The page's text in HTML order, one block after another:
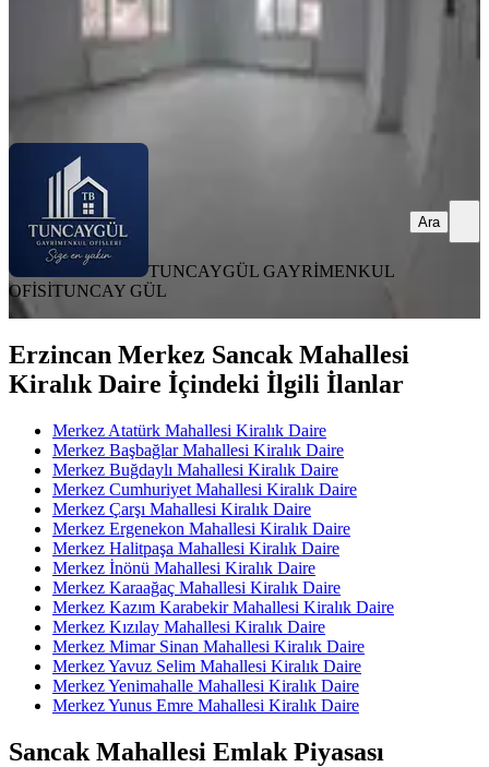
TUNCAYGÜL GAYRİMENKUL OFİSİTUNCAY GÜL
TUNCAYGÜL GAYRİMENKUL
OFİSİTUNCAY GÜL
Ara
Erzincan Merkez Sancak Mahallesi
Kiralık Daire İçindeki İlgili İlanlar
Merkez Atatürk Mahallesi Kiralık Daire
Merkez Başbağlar Mahallesi Kiralık Daire
Merkez Buğdaylı Mahallesi Kiralık Daire
Merkez Cumhuriyet Mahallesi Kiralık Daire
Merkez Çarşı Mahallesi Kiralık Daire
Merkez Ergenekon Mahallesi Kiralık Daire
Merkez Halitpaşa Mahallesi Kiralık Daire
Merkez İnönü Mahallesi Kiralık Daire
Merkez Karaağaç Mahallesi Kiralık Daire
Merkez Kazım Karabekir Mahallesi Kiralık Daire
Merkez Kızılay Mahallesi Kiralık Daire
Merkez Mimar Sinan Mahallesi Kiralık Daire
Merkez Yavuz Selim Mahallesi Kiralık Daire
Merkez Yenimahalle Mahallesi Kiralık Daire
Merkez Yunus Emre Mahallesi Kiralık Daire
Sancak Mahallesi Emlak Piyasası